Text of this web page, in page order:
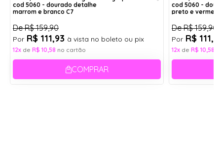
Largura:
14,3 cm
Ponte:
1,6 cm
14,3 cm
cod 5060 - dourado detalhe
marrom e branco C7
DeR$ 159,90
Por R$ 111,93 à vista no boleto ou pix
12x de R$ 10,58 no cartão
COMPRAR
cod 5060 -
preto e
DeR$ 159,90
Por R$
12x de R$ 10,58